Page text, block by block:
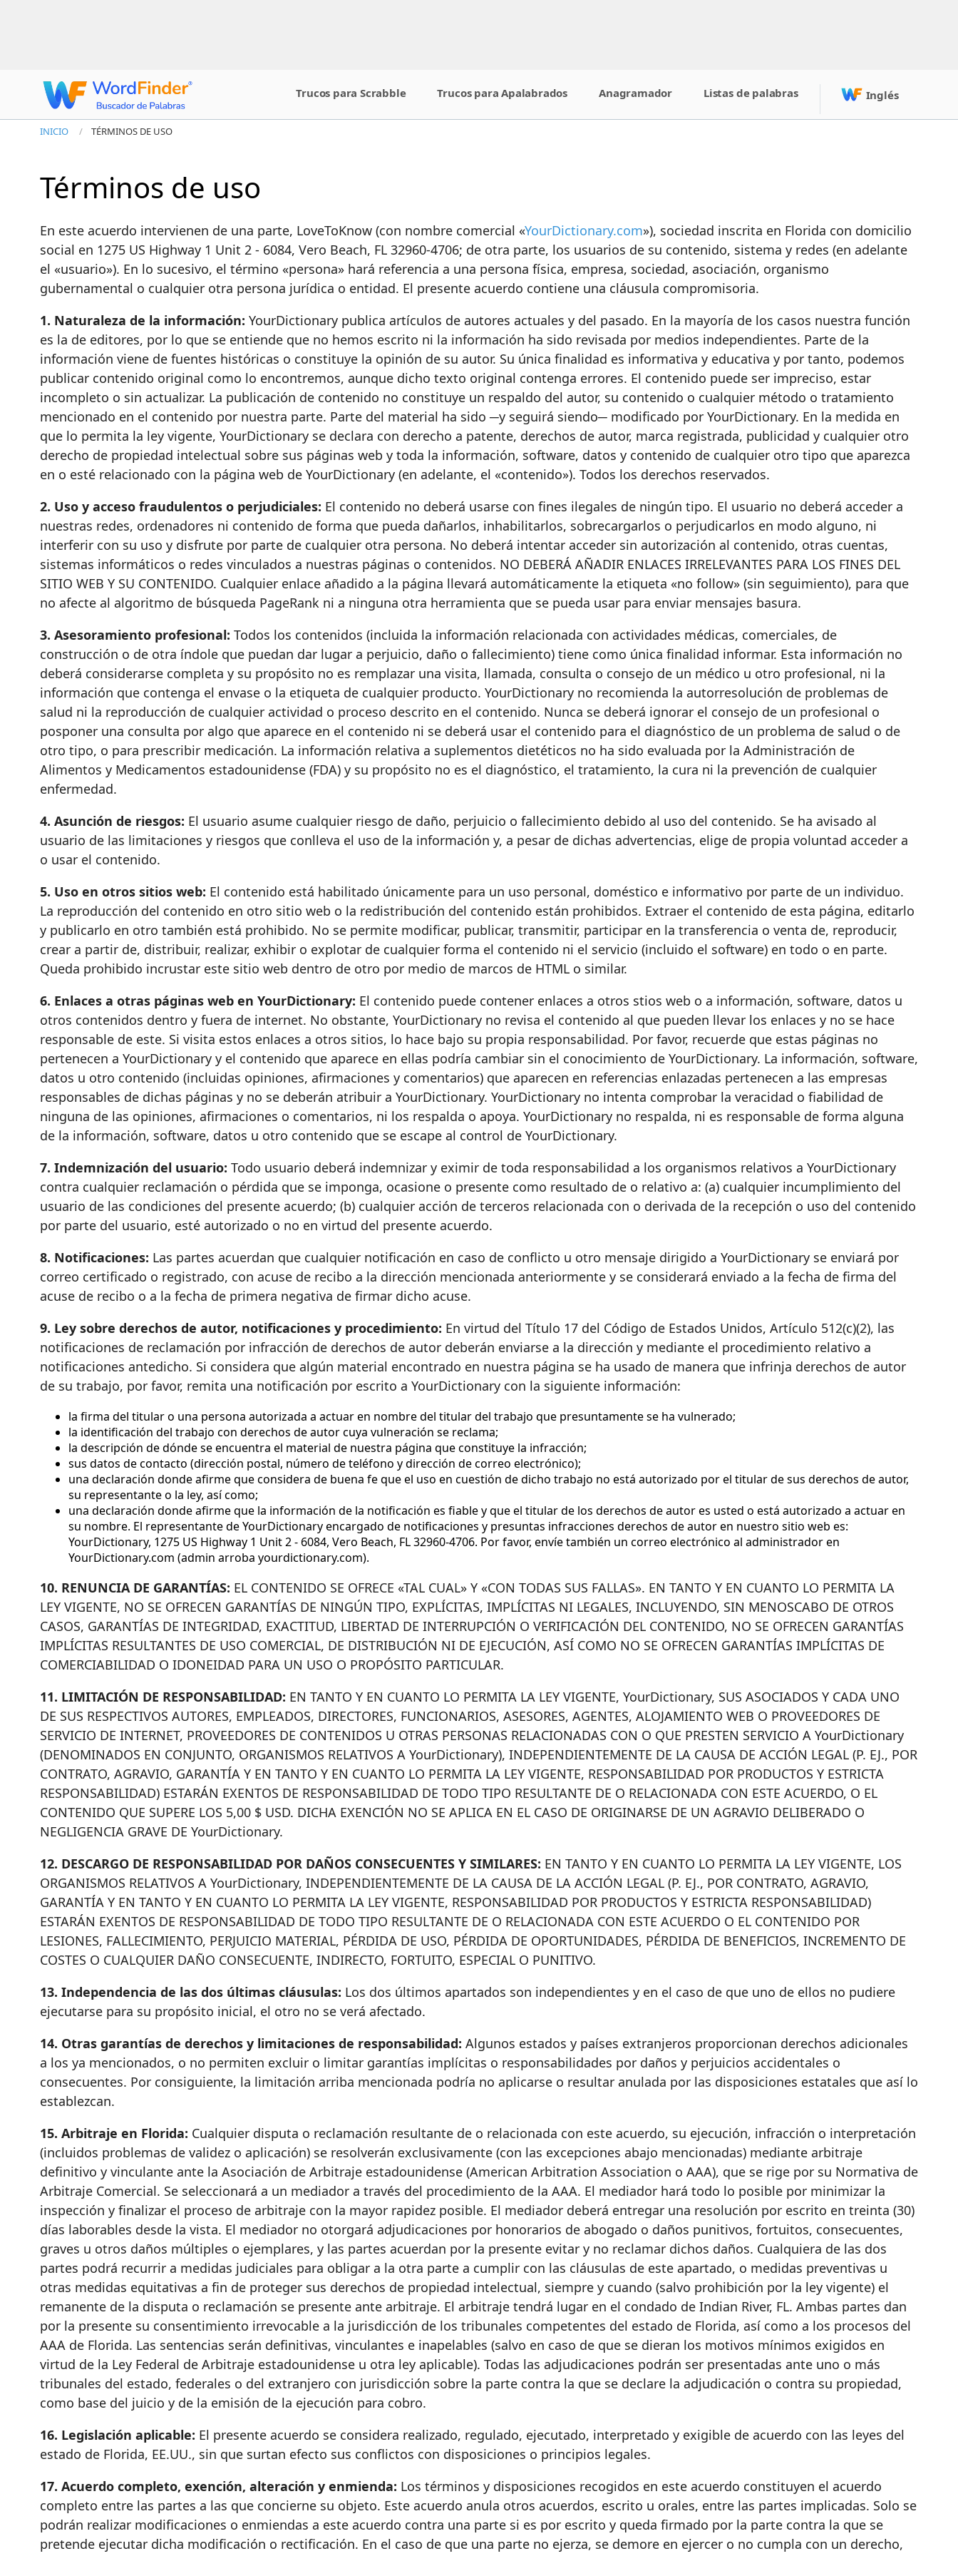
Trucos para Scrabble Trucos para Apalabrados Anagramador Listas de palabras Inglés
INICIO TÉRMINOS DE USO
Términos de uso
En este acuerdo intervienen de una parte, LoveToKnow (con nombre comercial «YourDictionary.com»), sociedad inscrita en Florida con domicilio
social en 1275 US Highway 1 Unit 2 - 6084, Vero Beach, FL 32960-4706; de otra parte, los usuarios de su contenido, sistema y redes (en adelante
el «usuario»). En lo sucesivo, el término «persona» hará referencia a una persona física, empresa, sociedad, asociación, organismo
gubernamental o cualquier otra persona jurídica o entidad. El presente acuerdo contiene una cláusula compromisoria.
1. Naturaleza de la información: YourDictionary publica artículos de autores actuales y del pasado. En la mayoría de los casos nuestra función
es la de editores, por lo que se entiende que no hemos escrito ni la información ha sido revisada por medios independientes. Parte de la
información viene de fuentes históricas o constituye la opinión de su autor. Su única finalidad es informativa y educativa y por tanto, podemos
publicar contenido original como lo encontremos, aunque dicho texto original contenga errores. El contenido puede ser impreciso, estar
incompleto o sin actualizar. La publicación de contenido no constituye un respaldo del autor, su contenido o cualquier método o tratamiento
mencionado en el contenido por nuestra parte. Parte del material ha sido ─y seguirá siendo─ modificado por YourDictionary. En la medida en
que lo permita la ley vigente, YourDictionary se declara con derecho a patente, derechos de autor, marca registrada, publicidad y cualquier otro
derecho de propiedad intelectual sobre sus páginas web y toda la información, software, datos y contenido de cualquier otro tipo que aparezca
en o esté relacionado con la página web de YourDictionary (en adelante, el «contenido»). Todos los derechos reservados.
2. Uso y acceso fraudulentos o perjudiciales: El contenido no deberá usarse con fines ilegales de ningún tipo. El usuario no deberá acceder a
nuestras redes, ordenadores ni contenido de forma que pueda dañarlos, inhabilitarlos, sobrecargarlos o perjudicarlos en modo alguno, ni
interferir con su uso y disfrute por parte de cualquier otra persona. No deberá intentar acceder sin autorización al contenido, otras cuentas,
sistemas informáticos o redes vinculados a nuestras páginas o contenidos. NO DEBERÁ AÑADIR ENLACES IRRELEVANTES PARA LOS FINES DEL
SITIO WEB Y SU CONTENIDO. Cualquier enlace añadido a la página llevará automáticamente la etiqueta «no follow» (sin seguimiento), para que
no afecte al algoritmo de búsqueda PageRank ni a ninguna otra herramienta que se pueda usar para enviar mensajes basura.
3. Asesoramiento profesional: Todos los contenidos (incluida la información relacionada con actividades médicas, comerciales, de
construcción o de otra índole que puedan dar lugar a perjuicio, daño o fallecimiento) tiene como única finalidad informar. Esta información no
deberá considerarse completa y su propósito no es remplazar una visita, llamada, consulta o consejo de un médico u otro profesional, ni la
información que contenga el envase o la etiqueta de cualquier producto. YourDictionary no recomienda la autorresolución de problemas de
salud ni la reproducción de cualquier actividad o proceso descrito en el contenido. Nunca se deberá ignorar el consejo de un profesional o
posponer una consulta por algo que aparece en el contenido ni se deberá usar el contenido para el diagnóstico de un problema de salud o de
otro tipo, o para prescribir medicación. La información relativa a suplementos dietéticos no ha sido evaluada por la Administración de
Alimentos y Medicamentos estadounidense (FDA) y su propósito no es el diagnóstico, el tratamiento, la cura ni la prevención de cualquier
enfermedad.
4. Asunción de riesgos: El usuario asume cualquier riesgo de daño, perjuicio o fallecimiento debido al uso del contenido. Se ha avisado al
usuario de las limitaciones y riesgos que conlleva el uso de la información y, a pesar de dichas advertencias, elige de propia voluntad acceder a
o usar el contenido.
5. Uso en otros sitios web: El contenido está habilitado únicamente para un uso personal, doméstico e informativo por parte de un individuo.
La reproducción del contenido en otro sitio web o la redistribución del contenido están prohibidos. Extraer el contenido de esta página, editarlo
y publicarlo en otro también está prohibido. No se permite modificar, publicar, transmitir, participar en la transferencia o venta de, reproducir,
crear a partir de, distribuir, realizar, exhibir o explotar de cualquier forma el contenido ni el servicio (incluido el software) en todo o en parte.
Queda prohibido incrustar este sitio web dentro de otro por medio de marcos de HTML o similar.
6. Enlaces a otras páginas web en YourDictionary: El contenido puede contener enlaces a otros stios web o a información, software, datos u
otros contenidos dentro y fuera de internet. No obstante, YourDictionary no revisa el contenido al que pueden llevar los enlaces y no se hace
responsable de este. Si visita estos enlaces a otros sitios, lo hace bajo su propia responsabilidad. Por favor, recuerde que estas páginas no
pertenecen a YourDictionary y el contenido que aparece en ellas podría cambiar sin el conocimiento de YourDictionary. La información, software,
datos u otro contenido (incluidas opiniones, afirmaciones y comentarios) que aparecen en referencias enlazadas pertenecen a las empresas
responsables de dichas páginas y no se deberán atribuir a YourDictionary. YourDictionary no intenta comprobar la veracidad o fiabilidad de
ninguna de las opiniones, afirmaciones o comentarios, ni los respalda o apoya. YourDictionary no respalda, ni es responsable de forma alguna
de la información, software, datos u otro contenido que se escape al control de YourDictionary.
7. Indemnización del usuario: Todo usuario deberá indemnizar y eximir de toda responsabilidad a los organismos relativos a YourDictionary
contra cualquier reclamación o pérdida que se imponga, ocasione o presente como resultado de o relativo a: (a) cualquier incumplimiento del
usuario de las condiciones del presente acuerdo; (b) cualquier acción de terceros relacionada con o derivada de la recepción o uso del contenido
por parte del usuario, esté autorizado o no en virtud del presente acuerdo.
8. Notificaciones: Las partes acuerdan que cualquier notificación en caso de conflicto u otro mensaje dirigido a YourDictionary se enviará por
correo certificado o registrado, con acuse de recibo a la dirección mencionada anteriormente y se considerará enviado a la fecha de firma del
acuse de recibo o a la fecha de primera negativa de firmar dicho acuse.
9. Ley sobre derechos de autor, notificaciones y procedimiento: En virtud del Título 17 del Código de Estados Unidos, Artículo 512(c)(2), las
notificaciones de reclamación por infracción de derechos de autor deberán enviarse a la dirección y mediante el procedimiento relativo a
notificaciones antedicho. Si considera que algún material encontrado en nuestra página se ha usado de manera que infrinja derechos de autor
de su trabajo, por favor, remita una notificación por escrito a YourDictionary con la siguiente información:
la firma del titular o una persona autorizada a actuar en nombre del titular del trabajo que presuntamente se ha vulnerado;
la identificación del trabajo con derechos de autor cuya vulneración se reclama;
la descripción de dónde se encuentra el material de nuestra página que constituye la infracción;
sus datos de contacto (dirección postal, número de teléfono y dirección de correo electrónico);
una declaración donde afirme que considera de buena fe que el uso en cuestión de dicho trabajo no está autorizado por el titular de sus derechos de autor,
su representante o la ley, así como;
una declaración donde afirme que la información de la notificación es fiable y que el titular de los derechos de autor es usted o está autorizado a actuar en
su nombre. El representante de YourDictionary encargado de notificaciones y presuntas infracciones derechos de autor en nuestro sitio web es:
YourDictionary, 1275 US Highway 1 Unit 2 - 6084, Vero Beach, FL 32960-4706. Por favor, envíe también un correo electrónico al administrador en
YourDictionary.com (admin arroba yourdictionary.com).
10. RENUNCIA DE GARANTÍAS: EL CONTENIDO SE OFRECE «TAL CUAL» Y «CON TODAS SUS FALLAS». EN TANTO Y EN CUANTO LO PERMITA LA
LEY VIGENTE, NO SE OFRECEN GARANTÍAS DE NINGÚN TIPO, EXPLÍCITAS, IMPLÍCITAS NI LEGALES, INCLUYENDO, SIN MENOSCABO DE OTROS
CASOS, GARANTÍAS DE INTEGRIDAD, EXACTITUD, LIBERTAD DE INTERRUPCIÓN O VERIFICACIÓN DEL CONTENIDO, NO SE OFRECEN GARANTÍAS
IMPLÍCITAS RESULTANTES DE USO COMERCIAL, DE DISTRIBUCIÓN NI DE EJECUCIÓN, ASÍ COMO NO SE OFRECEN GARANTÍAS IMPLÍCITAS DE
COMERCIABILIDAD O IDONEIDAD PARA UN USO O PROPÓSITO PARTICULAR.
11. LIMITACIÓN DE RESPONSABILIDAD: EN TANTO Y EN CUANTO LO PERMITA LA LEY VIGENTE, YourDictionary, SUS ASOCIADOS Y CADA UNO
DE SUS RESPECTIVOS AUTORES, EMPLEADOS, DIRECTORES, FUNCIONARIOS, ASESORES, AGENTES, ALOJAMIENTO WEB O PROVEEDORES DE
SERVICIO DE INTERNET, PROVEEDORES DE CONTENIDOS U OTRAS PERSONAS RELACIONADAS CON O QUE PRESTEN SERVICIO A YourDictionary
(DENOMINADOS EN CONJUNTO, ORGANISMOS RELATIVOS A YourDictionary), INDEPENDIENTEMENTE DE LA CAUSA DE ACCIÓN LEGAL (P. EJ., POR
CONTRATO, AGRAVIO, GARANTÍA Y EN TANTO Y EN CUANTO LO PERMITA LA LEY VIGENTE, RESPONSABILIDAD POR PRODUCTOS Y ESTRICTA
RESPONSABILIDAD) ESTARÁN EXENTOS DE RESPONSABILIDAD DE TODO TIPO RESULTANTE DE O RELACIONADA CON ESTE ACUERDO, O EL
CONTENIDO QUE SUPERE LOS 5,00 $ USD. DICHA EXENCIÓN NO SE APLICA EN EL CASO DE ORIGINARSE DE UN AGRAVIO DELIBERADO O
NEGLIGENCIA GRAVE DE YourDictionary.
12. DESCARGO DE RESPONSABILIDAD POR DAÑOS CONSECUENTES Y SIMILARES: EN TANTO Y EN CUANTO LO PERMITA LA LEY VIGENTE, LOS
ORGANISMOS RELATIVOS A YourDictionary, INDEPENDIENTEMENTE DE LA CAUSA DE LA ACCIÓN LEGAL (P. EJ., POR CONTRATO, AGRAVIO,
GARANTÍA Y EN TANTO Y EN CUANTO LO PERMITA LA LEY VIGENTE, RESPONSABILIDAD POR PRODUCTOS Y ESTRICTA RESPONSABILIDAD)
ESTARÁN EXENTOS DE RESPONSABILIDAD DE TODO TIPO RESULTANTE DE O RELACIONADA CON ESTE ACUERDO O EL CONTENIDO POR
LESIONES, FALLECIMIENTO, PERJUICIO MATERIAL, PÉRDIDA DE USO, PÉRDIDA DE OPORTUNIDADES, PÉRDIDA DE BENEFICIOS, INCREMENTO DE
COSTES O CUALQUIER DAÑO CONSECUENTE, INDIRECTO, FORTUITO, ESPECIAL O PUNITIVO.
13. Independencia de las dos últimas cláusulas: Los dos últimos apartados son independientes y en el caso de que uno de ellos no pudiere
ejecutarse para su propósito inicial, el otro no se verá afectado.
14. Otras garantías de derechos y limitaciones de responsabilidad: Algunos estados y países extranjeros proporcionan derechos adicionales
a los ya mencionados, o no permiten excluir o limitar garantías implícitas o responsabilidades por daños y perjuicios accidentales o
consecuentes. Por consiguiente, la limitación arriba mencionada podría no aplicarse o resultar anulada por las disposiciones estatales que así lo
establezcan.
15. Arbitraje en Florida: Cualquier disputa o reclamación resultante de o relacionada con este acuerdo, su ejecución, infracción o interpretación
(incluidos problemas de validez o aplicación) se resolverán exclusivamente (con las excepciones abajo mencionadas) mediante arbitraje
definitivo y vinculante ante la Asociación de Arbitraje estadounidense (American Arbitration Association o AAA), que se rige por su Normativa de
Arbitraje Comercial. Se seleccionará a un mediador a través del procedimiento de la AAA. El mediador hará todo lo posible por minimizar la
inspección y finalizar el proceso de arbitraje con la mayor rapidez posible. El mediador deberá entregar una resolución por escrito en treinta (30)
días laborables desde la vista. El mediador no otorgará adjudicaciones por honorarios de abogado o daños punitivos, fortuitos, consecuentes,
graves u otros daños múltiples o ejemplares, y las partes acuerdan por la presente evitar y no reclamar dichos daños. Cualquiera de las dos
partes podrá recurrir a medidas judiciales para obligar a la otra parte a cumplir con las cláusulas de este apartado, o medidas preventivas u
otras medidas equitativas a fin de proteger sus derechos de propiedad intelectual, siempre y cuando (salvo prohibición por la ley vigente) el
remanente de la disputa o reclamación se presente ante arbitraje. El arbitraje tendrá lugar en el condado de Indian River, FL. Ambas partes dan
por la presente su consentimiento irrevocable a la jurisdicción de los tribunales competentes del estado de Florida, así como a los procesos del
AAA de Florida. Las sentencias serán definitivas, vinculantes e inapelables (salvo en caso de que se dieran los motivos mínimos exigidos en
virtud de la Ley Federal de Arbitraje estadounidense u otra ley aplicable). Todas las adjudicaciones podrán ser presentadas ante uno o más
tribunales del estado, federales o del extranjero con jurisdicción sobre la parte contra la que se declare la adjudicación o contra su propiedad,
como base del juicio y de la emisión de la ejecución para cobro.
16. Legislación aplicable: El presente acuerdo se considera realizado, regulado, ejecutado, interpretado y exigible de acuerdo con las leyes del
estado de Florida, EE.UU., sin que surtan efecto sus conflictos con disposiciones o principios legales.
17. Acuerdo completo, exención, alteración y enmienda: Los términos y disposiciones recogidos en este acuerdo constituyen el acuerdo
completo entre las partes a las que concierne su objeto. Este acuerdo anula otros acuerdos, escrito u orales, entre las partes implicadas. Solo se
podrán realizar modificaciones o enmiendas a este acuerdo contra una parte si es por escrito y queda firmado por la parte contra la que se
pretende ejecutar dicha modificación o rectificación. En el caso de que una parte no ejerza, se demore en ejercer o no cumpla con un derecho,